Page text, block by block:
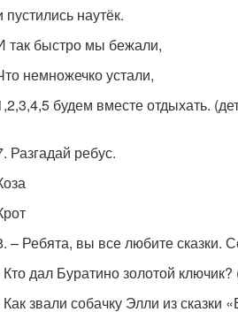
пустились наутёк.
так быстро мы бежали,
немножечко устали,
будем вместе отдыхать.
Разгадай ребус.
– Ребята, вы все любите сказки.
Кто дал Буратино золотой ключик?
Как звали собачку Элли из